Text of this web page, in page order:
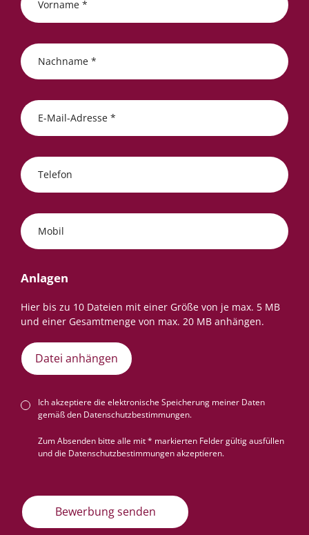
Vorname *
Nachname *
E-Mail-Adresse *
Telefon
Mobil
Anlagen
Datei anhängen
Ich akzeptiere die elektronische Speicherung meiner Daten
gemäß den Datenschutzbestimmungen.
Zum Absenden bitte alle mit * markierten Felder gültig ausfüllen
und die Datenschutzbestimmungen akzeptieren.
Bewerbung senden